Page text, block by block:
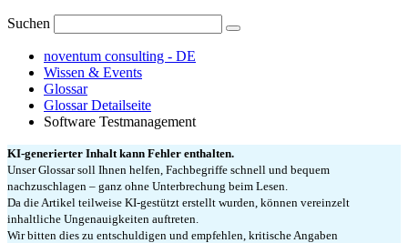
Suchen
noventum consulting - DE
Wissen & Events
Glossar
Glossar Detailseite
Software Testmanagement
KI-generierter Inhalt kann Fehler enthalten.
Unser Glossar soll Ihnen helfen, Fachbegriffe schnell und bequem
nachzuschlagen – ganz ohne Unterbrechung beim Lesen.
Da die Artikel teilweise KI-gestützt erstellt wurden, können vereinzelt
inhaltliche Ungenauigkeiten auftreten.
Wir bitten dies zu entschuldigen und empfehlen, kritische Angaben